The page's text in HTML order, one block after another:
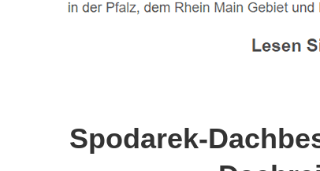
Spodarek-